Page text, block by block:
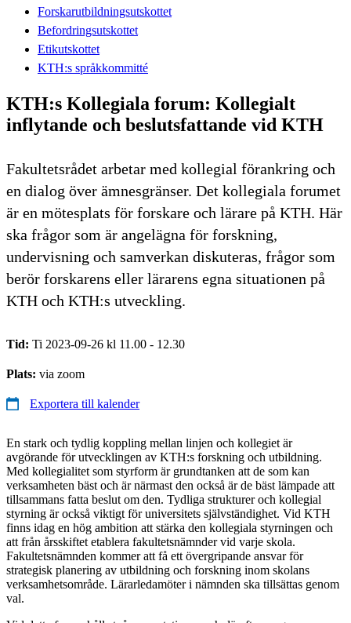
Forskarutbildningsutskottet
Befordringsutskottet
Etikutskottet
KTH:s språkkommitté
KTH:s Kollegiala forum: Kollegialt
inflytande och beslutsfattande vid KTH
Fakultetsrådet arbetar med kollegial förankring och
en dialog över ämnesgränser. Det kollegiala forumet
är en mötesplats för forskare och lärare på KTH. Här
ska frågor som är angelägna för forskning,
undervisning och samverkan diskuteras, frågor som
berör forskarens eller lärarens egna situationen på
KTH och KTH:s utveckling.
Tid: Ti 2023-09-26 kl 11.00 - 12.30
Plats: via zoom
Exportera till kalender
En stark och tydlig koppling mellan linjen och kollegiet är
avgörande för utvecklingen av KTH:s forskning och utbildning.
Med kollegialitet som styrform är grundtanken att de som kan
verksamheten bäst och är närmast den också är de bäst lämpade att
tillsammans fatta beslut om den. Tydliga strukturer och kollegial
styrning är också viktigt för universitets självständighet. Vid KTH
finns idag en hög ambition att stärka den kollegiala styrningen och
att från årsskiftet etablera fakultetsnämnder vid varje skola.
Fakultetsnämnden kommer att få ett övergripande ansvar för
strategisk planering av utbildning och forskning inom skolans
verksamhetsområde. Lärarledamöter i nämnden ska tillsättas genom
val.